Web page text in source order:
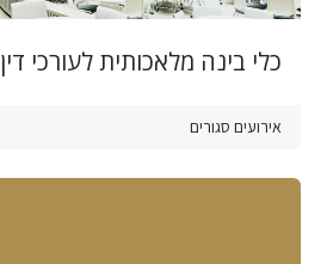
כלי בינה מלאכותית לעורכי דין
אירועים סגורים